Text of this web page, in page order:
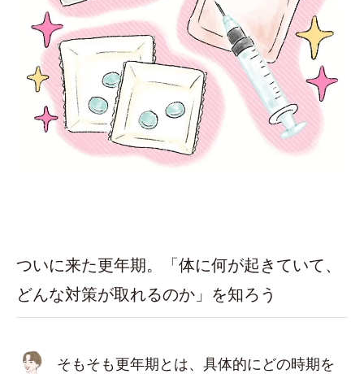
ついに来た更年期。「体に何が起きていて、
どんな対策が取れるのか」を知ろう
そもそも更年期とは、具体的にどの時期を